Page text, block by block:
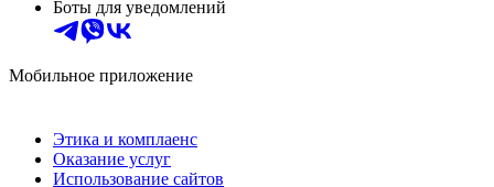
Боты для уведомлений
Мобильное приложение
Этика и комплаенс
Оказание услуг
Использование сайтов